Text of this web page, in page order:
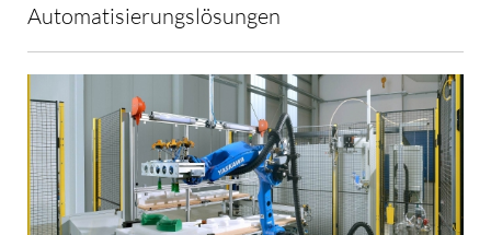
Automatisierungslösungen